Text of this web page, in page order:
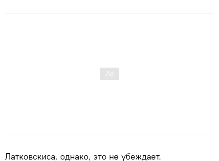
Латковскиса, однако, это не убеждает.